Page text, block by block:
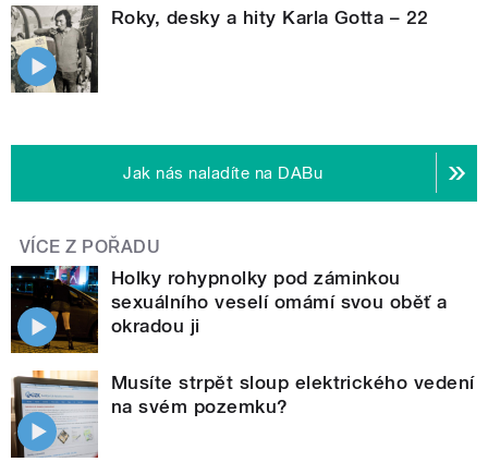
Roky, desky a hity Karla Gotta – 22
Jak nás naladíte na DABu
VÍCE Z POŘADU
Holky rohypnolky pod záminkou
sexuálního veselí omámí svou oběť a
okradou ji
Musíte strpět sloup elektrického vedení
na svém pozemku?